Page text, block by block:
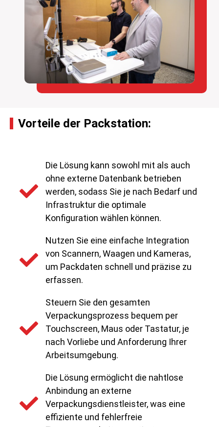
Vorteile der Packstation:
Die Lösung kann sowohl mit als auch
ohne externe Datenbank betrieben
werden, sodass Sie je nach Bedarf und
Infrastruktur die optimale
Konfiguration wählen können.
Nutzen Sie eine einfache Integration
von Scannern, Waagen und Kameras,
um Packdaten schnell und präzise zu
erfassen.
Steuern Sie den gesamten
Verpackungsprozess bequem per
Touchscreen, Maus oder Tastatur, je
nach Vorliebe und Anforderung Ihrer
Arbeitsumgebung.
Die Lösung ermöglicht die nahtlose
Anbindung an externe
Verpackungsdienstleister, was eine
effiziente und fehlerfreie